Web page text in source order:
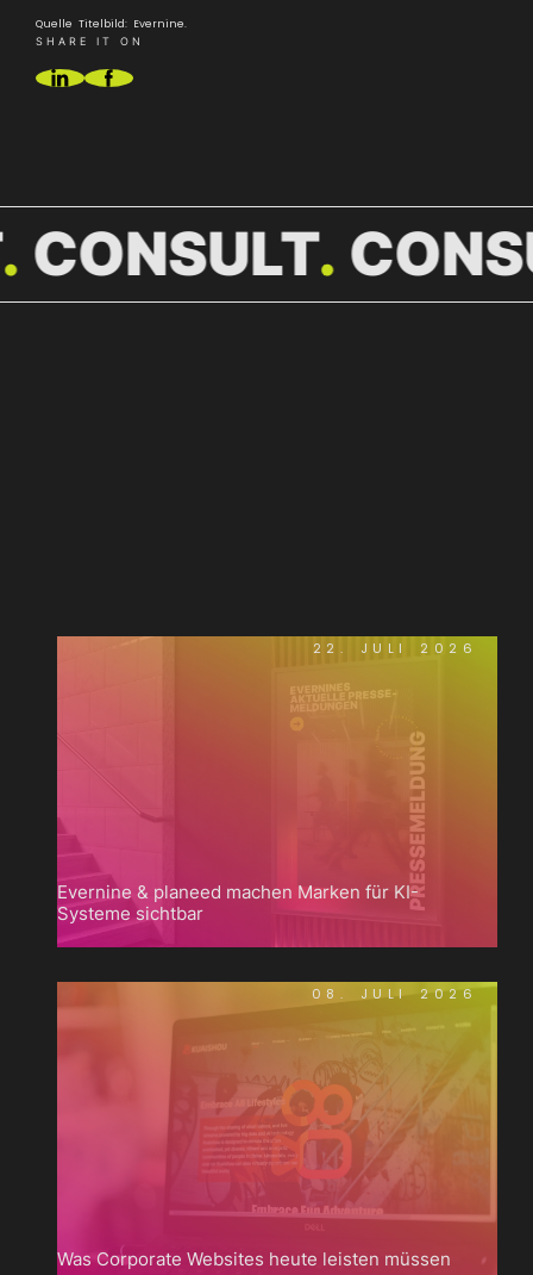
Quelle Titelbild: Evernine.
SHARE IT ON
CONSULT
22. JULI 2026
Evernine & planeed machen Marken für KI-
Systeme sichtbar
08. JULI 2026
Was Corporate Websites heute leisten müssen